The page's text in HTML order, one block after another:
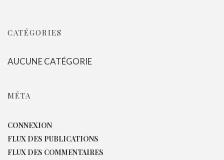
CATÉGORIES
AUCUNE CATÉGORIE
MÉTA
CONNEXION
FLUX DES PUBLICATIONS
FLUX DES COMMENTAIRES